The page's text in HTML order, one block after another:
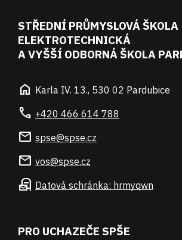
STŘEDNÍ PRŮMYSLOVÁ ŠKOLA
ELEKTROTECHNICKÁ
A VYŠŠÍ ODBORNÁ ŠKOLA
home Karla IV. 13., 530 02 Pardubice
call +420 466 614 788
mail spse@spse.cz
mail vos@spse.cz
local_post_office Datová schránka: hrmyqwn
PRO UCHAZEČE SPŠE